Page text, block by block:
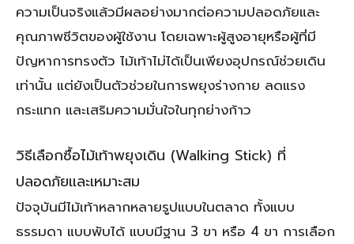
ความเป็นจริงแล้วมีผลอย่างมากต่อความปลอดภัยและ
คุณภาพชีวิตของผู้ใช้งาน โดยเฉพาะผู้สูงอายุหรือผู้ที่มี
ปัญหาการทรงตัว ไม้เท้าไม่ได้เป็นเพียงอุปกรณ์ช่วยเดิน
เท่านั้น แต่ยังเป็นตัวช่วยในการพยุงร่างกาย ลดแรง
กระแทก และเสริมความมั่นใจในทุกย่างก้าว
วิธีเลือกซื้อไม้เท้าพยุงเดิน (Walking Stick) ที่
ปลอดภัยและเหมาะสม
ปัจจุบันมีไม้เท้าหลากหลายรูปแบบในตลาด ทั้งแบบ
ธรรมดา แบบพับได้ แบบมีฐาน 3 ขา หรือ 4 ขา การเลือก